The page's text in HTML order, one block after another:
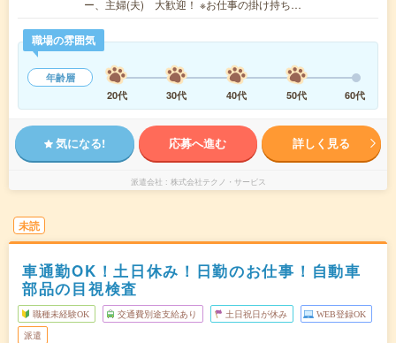
ー、主婦(夫) 大歓迎！ ※お仕事の掛け持ち…
職場の雰囲気
年齢層
20代
30代 40代 50代 60代
気になる! 応募へ進む 詳しく見る
派遣会社 株式会社テクノ・サービス
未読
車通勤OK！土日休み！日勤のお仕事！自動車
部品の目視検査
職種未経験OK 交通費別途支給あり 土日祝日が休み WEB登録OK
派遣